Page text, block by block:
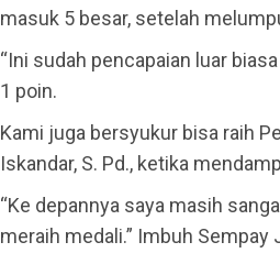
masuk 5 besar, setelah
“Ini sudah pencapaian luar
1 poin.
Kami juga bersyukur bisa raih
Iskandar, S. Pd., ketika
“Ke depannya saya masih
meraih medali.” Imbuh Sempay